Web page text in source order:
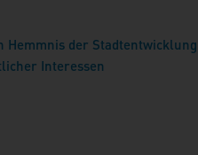
Hemmnis der Stadtentwicklung
Interessen